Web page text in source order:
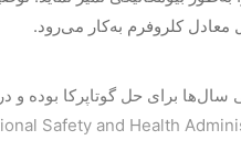
کلروفرم به‌کار می‌رود.
برای حل گوتاپرکا بوده و